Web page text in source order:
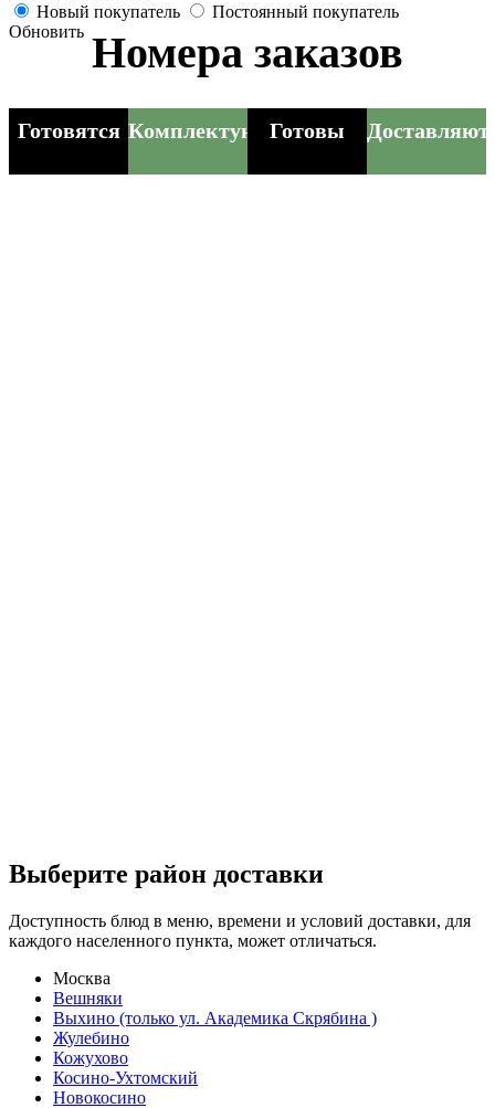
Новый покупатель
Постоянный покупатель
Обновить Номера заказов
Готовятся КомплектуютсяГотовы
Выберите район доставки
Доступность блюд в меню, времени и условий доставки, для
каждого населенного пункта, может отличаться.
Москва
Вешняки
Выхино (только ул. Академика Скрябина )
Жулебино
Кожухово
Косино-Ухтомский
Новокосино